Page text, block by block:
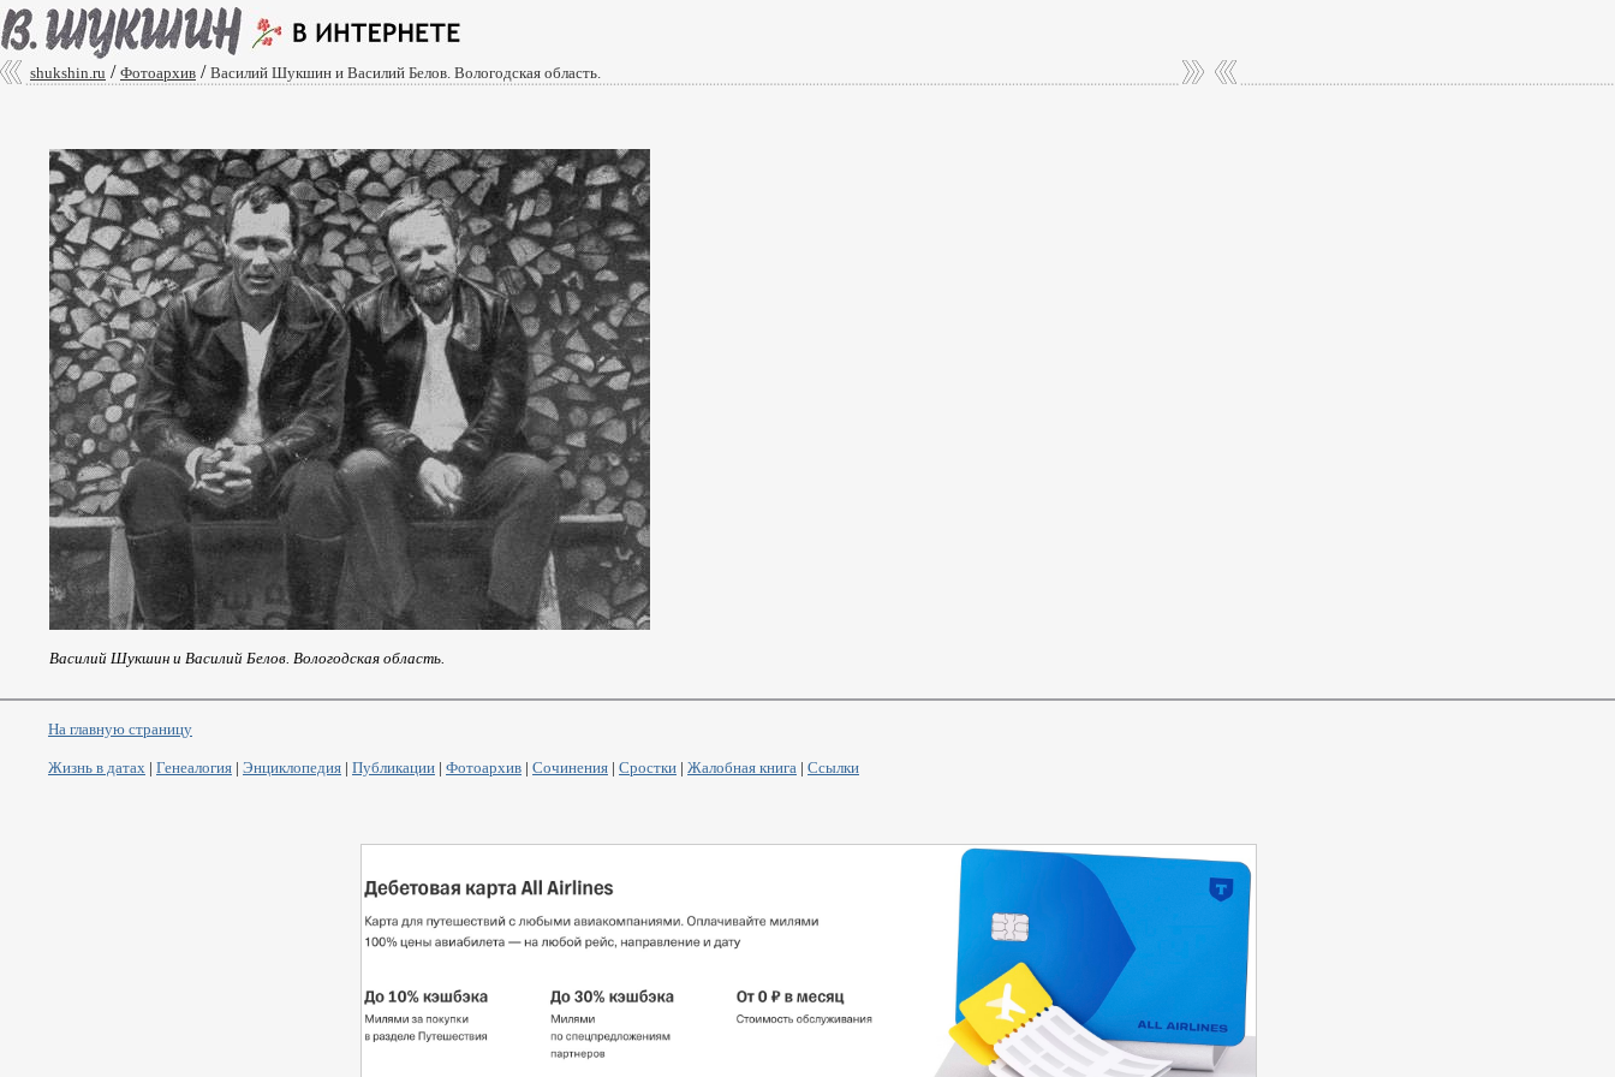
shukshin.ru / Фотоархив / Василий Шукшин и Василий Белов. Вологодская область.
Василий Шукшин и Василий Белов. Вологодская область.
На главную страницу
Жизнь в датах | Генеалогия | Энциклопедия | Публикации | Фотоархив | Сочинения | Сростки | Жалобная книга | Ссылки